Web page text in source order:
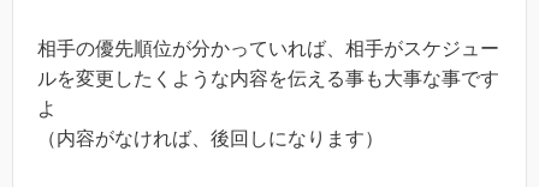
相手の優先順位が分かっていれば、相手がスケジュー
ルを変更したくような内容を伝える事も大事な事です
よ
（内容がなければ、後回しになります）